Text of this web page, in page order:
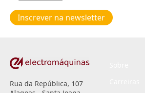
de
privacidade
Inscrever na newsletter
Rua da República, 107